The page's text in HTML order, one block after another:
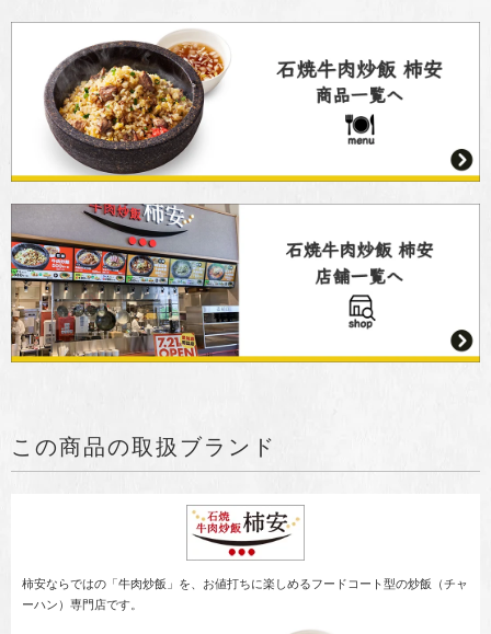
この商品の取扱ブランド
柿安ならではの「牛肉炒飯」を、お値打ちに楽しめるフードコート型の炒飯（チャ
ーハン）専門店です。